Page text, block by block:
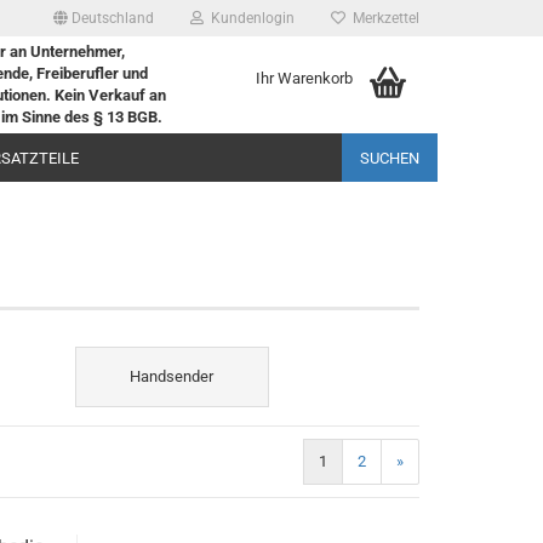
Deutschland Kundenlogin Merkzettel
an Unternehmer,
Freiberufler und
Kein Verkauf an
Sinne des § 13 BGB.
Ihr Warenkorb
SUCHEN
Handsender
1 2 »